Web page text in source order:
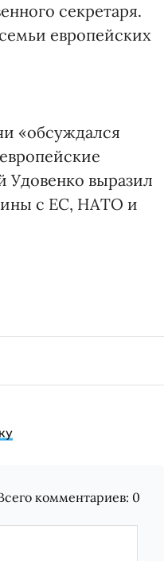
секретаря.
европейских
«обсуждался
Удовенко выразил
с ЕС, НАТО и
комментариев: 0